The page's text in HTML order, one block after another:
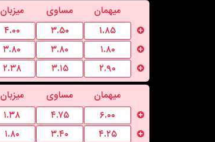
میزبان مساوی
میهمان
۴.۰۰ ۳.۵۰
۱.۸۵
۳.۸۰ ۳.۸۰
۱.۸۰
۲.۳۸ ۳.۱۵
۲.۹۰
میزبان مساوی
میهمان
۱.۳۸ ۴.۷۵
۶.۰۰
۱.۸۰ ۳.۴۰
۴.۲۵